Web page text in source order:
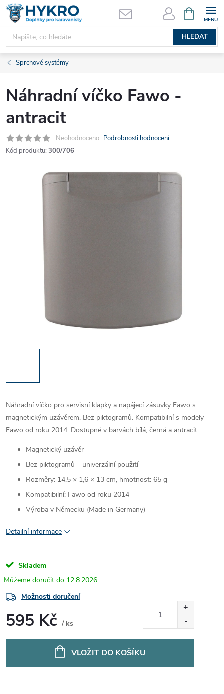
Přejít
obsah
HLEDAT
NÁKUPNÍ
KOŠÍK
Sprchové systémy
Náhradní víčko Fawo -
antracit
Neohodnoceno Podrobnosti hodnocení
Kód produktu: 300/706
Náhradní víčko pro servisní klapky a napájecí zásuvky Fawo s
magnetickým uzávěrem. Bez piktogramů. Kompatibilní s modely
Fawo od roku 2014. Dostupné v barvách bílá, černá a antracit.
Magnetický uzávěr
Bez piktogramů – univerzální použití
Rozměry: 14,5 × 1,6 × 13 cm, hmotnost: 65 g
Kompatibilní: Fawo od roku 2014
Výroba v Německu (Made in Germany)
Detailní informace
Skladem
12.8.2026
Možnosti doručení
595 Kč / ks
VLOŽIT DO KOŠÍKU